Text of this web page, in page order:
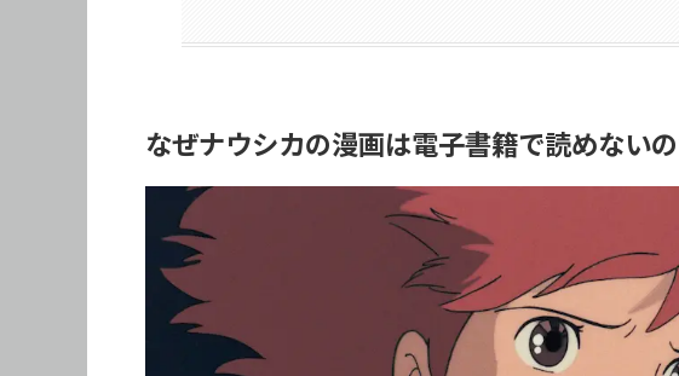
なぜナウシカの漫画は電子書籍で読めない